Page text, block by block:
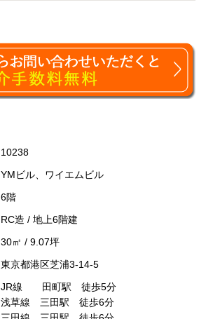
10238
YMビル、ワイエムビル
6階
RC造 / 地上6階建
30㎡ / 9.07坪
東京都港区芝浦3-14-5
JR線 田町駅 徒歩5分
浅草線 三田駅 徒歩6分